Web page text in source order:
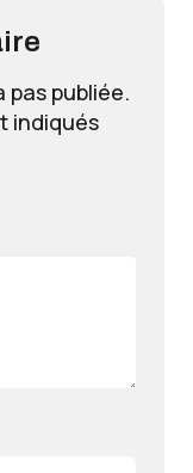
pas publiée.
indiqués